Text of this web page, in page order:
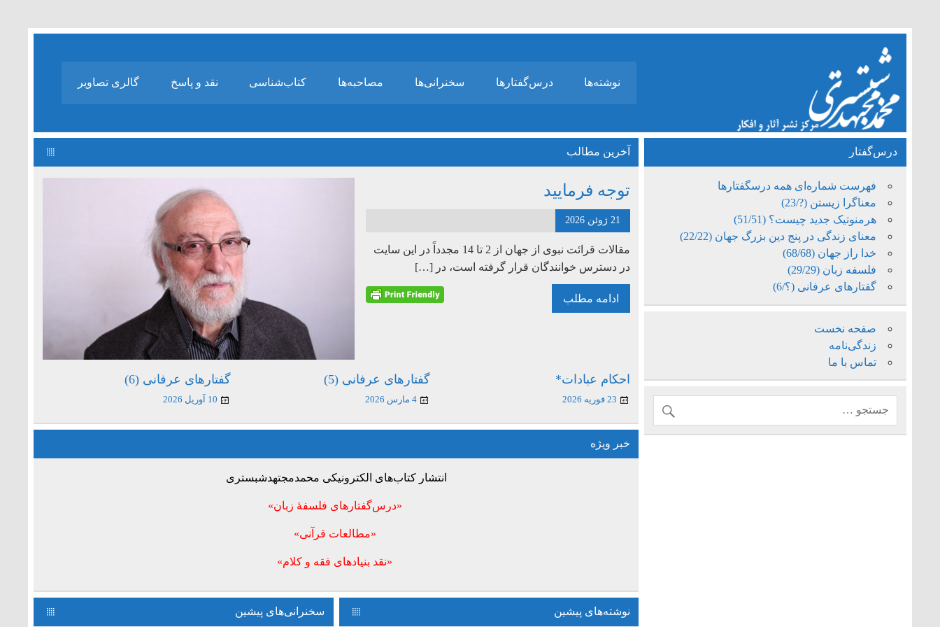
نوشته‌ها درس‌گفتارها سخنرانی‌ها مصاحبه‌ها کتاب‌شناسی نقد و پاسخ گالری تصاویر
آخرین مطالب
توجه فرمایید
21 ژوئن 2026
مقالات قرائت نبوی از جهان از 2 تا 14 مجدداً در این سایت
در دسترس خوانندگان قرار گرفته است، در […]
ادامه مطلب
گفتارهای عرفانی (6)
10 آوریل 2026
گفتارهای عرفانی (5)
4 مارس 2026
احکام عبادات*
23 فوریه 2026
خبر ویژه
انتشار کتاب‌های الکترونیکی محمدمجتهدشبستری
«درس‌گفتارهای فلسفۀ زبان»
«مطالعات قرآنی»
«نقد بنیادهای فقه و کلام»
سخنرانی‌های پیشین نوشته‌های پیشین
درس‌گفتار
فهرست شماره‌ای همه درسگفتارها
معناگرا زیستن (?/23)
هرمنوتیک جدید چیست؟ (51/51)
معنای زندگی در پنج دین بزرگ جهان (22/22)
خدا راز جهان (68/68)
فلسفه زبان (29/29)
گفتارهای عرفانی (؟/6)
صفحه نخست
زندگی‌نامه
تماس با ما